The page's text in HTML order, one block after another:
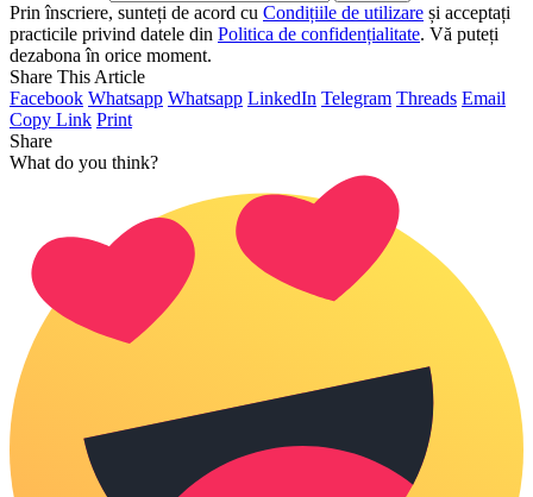
Prin înscriere, sunteți de acord cu Condițiile de utilizare și acceptați
practicile privind datele din Politica de confidențialitate. Vă puteți
dezabona în orice moment.
Share This Article
Facebook Whatsapp Whatsapp LinkedIn Telegram Threads Email
Copy Link Print
Share
What do you think?